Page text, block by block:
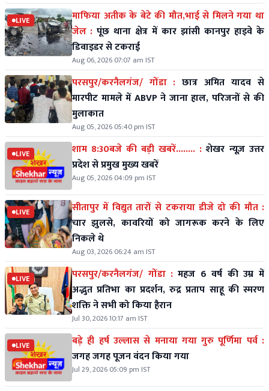
LIVE
माफिया अतीक के बेटे की मौत,भाई से मिलने गया था
जेल : पूंछ थाना क्षेत्र में कार झांसी कानपुर हाइवे के
डिवाइडर से टकराई
Aug 06, 2026 07:07 am IST
परसपुर/करनैलगंज/ गोंडा : छात्र अमित यादव से
मारपीट मामले में ABVP ने जाना हाल, परिजनों से की
मुलाकात
Aug 05, 2026 05:40 pm IST
LIVE शाम 8:30बजे की बड़ी खबरें........ : शेखर न्यूज़ उत्तर
प्रदेश से प्रमुख मुख्य खबरें
Aug 05, 2026 04:09 pm IST
LIVE
सीतापुर में विद्युत तारों से टकराया डीजे दो की मौत :
चार झुलसे, कावरियों को जागरूक करने के लिए
निकले थे
Aug 03, 2026 06:24 am IST
LIVE परसपुर/करनैलगंज/ गोंडा : महज 6 वर्ष की उम्र में
अद्भुत प्रतिभा का प्रदर्शन, रुद्र प्रताप साहू की स्मरण
शक्ति ने सभी को किया हैरान
Jul 30, 2026 10:17 am IST
LIVE
बड़े ही हर्ष उल्लास से मनाया गया गुरु पूर्णिमा पर्व :
जगह जगह पूजन वंदन किया गया
Jul 29, 2026 05:09 pm IST